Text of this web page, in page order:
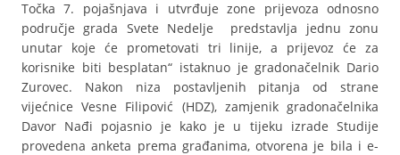
Točka 7. pojašnjava i utvrđuje zone prijevoza odnosno
područje grada Svete Nedelje predstavlja jednu zonu
unutar koje će prometovati tri linije, a prijevoz će za
korisnike biti besplatan“ istaknuo je gradonačelnik Dario
Zurovec. Nakon niza postavljenih pitanja od strane
vijećnice Vesne Filipović (HDZ), zamjenik gradonačelnika
Davor Nađi pojasnio je kako je u tijeku izrade Studije
provedena anketa prema građanima, otvorena je bila i e-